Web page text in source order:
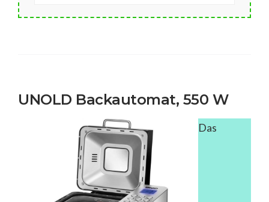
UNOLD Backautomat, 550 W
Das